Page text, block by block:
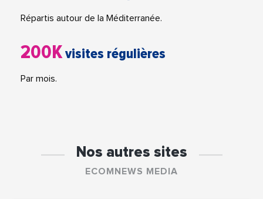
Répartis autour de la Méditerranée.
200Kvisites régulières
Par mois.
Nos autres sites
ECOMNEWS MEDIA